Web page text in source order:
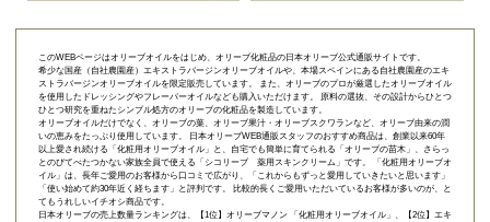
このWEBページはオリーブオイルをはじめ、オリーブ化粧品の日本オリーブ公式通販サイトです。
希少な国産（自社農園産）エキストラバージンオリーブオイルや、本場スペインにある自社農園産のエキ
ストラバージンオリーブオイルを限定販売しています。 また、オリーブのプロが厳選したオリーブオイル
を使用したドレッシングやフレーバーオイルなども購入いただけます。 原料の選抜、その設計からひとつ
ひとつ研究を重ねたシンプル処方のオリーブの化粧品を製造しています。
オリーブオイルだけでなく、オリーブの葉、オリーブ果汁・オリーブスクワランなど、オリーブ由来の潤
いの恵みをたっぷり使用しています。 日本オリーブWEB通販スタッフのおすすめ商品は、創業以来60年
以上愛され続ける「 化粧用オリーブオイル 」と、自宅でも簡単に育てられる「 オリーブの苗木 」、さらっ
とのびてべたつかない家族全員で使える「 シコリーブ 薬用スキンクリーム 」です。 「化粧用オリーブオ
イル」は、長年ご愛用のお客様から口コミで広がり、「これからもずっと愛用していきたいと思います」
「使い始めて約30年近く経ちます」と評判です。 比較的長くご愛用いただいているお客様が多いのが、と
てもうれしいイチオシ商品です。
日本オリーブの売上数量ランキングは、【1位】オリーブマノン 「 化粧用オリーブオイル 」、【2位】 エキ